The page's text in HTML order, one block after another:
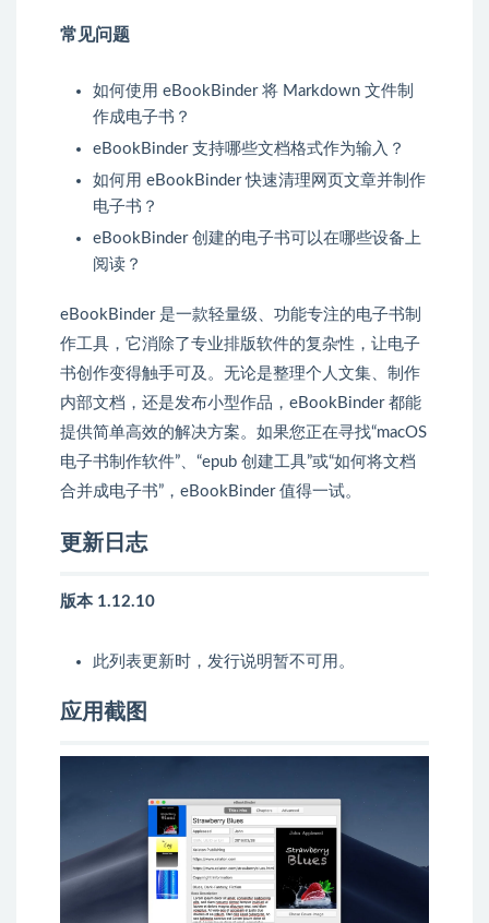
常见问题
如何使用 eBookBinder 将 Markdown 文件制
作成电子书？
eBookBinder 支持哪些文档格式作为输入？
如何用 eBookBinder 快速清理网页文章并制作
电子书？
eBookBinder 创建的电子书可以在哪些设备上
阅读？
eBookBinder 是一款轻量级、功能专注的电子书制
作工具，它消除了专业排版软件的复杂性，让电子
书创作变得触手可及。无论是整理个人文集、制作
内部文档，还是发布小型作品，eBookBinder 都能
提供简单高效的解决方案。如果您正在寻找“macOS
电子书制作软件”、“epub 创建工具”或“如何将文档
合并成电子书”，eBookBinder 值得一试。
更新日志
版本 1.12.10
此列表更新时，发行说明暂不可用。
应用截图